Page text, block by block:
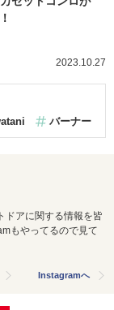
2023.10.27
バーナー
ドアに関する情報を皆
もやってるので見て
Instagramへ